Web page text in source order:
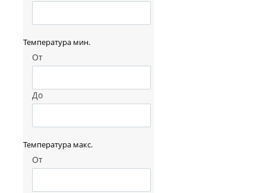
Температура мин.
От
До
Температура макс.
От